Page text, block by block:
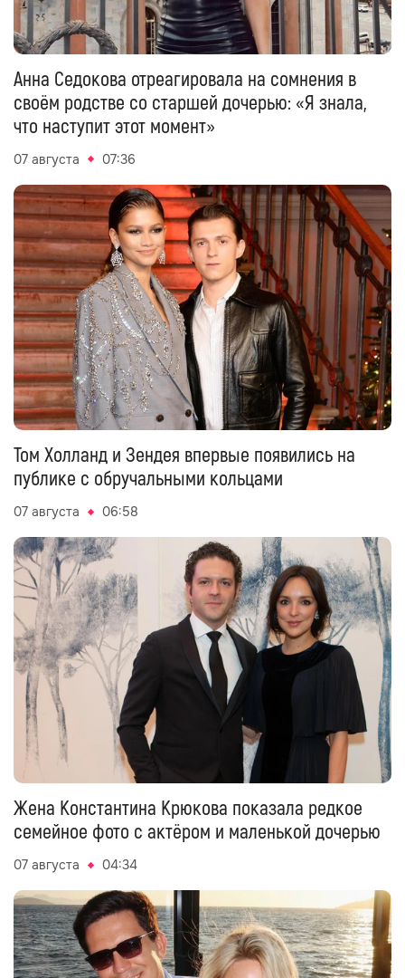
Анна Седокова отреагировала на сомнения в
своём родстве со старшей дочерью: «Я знала,
что наступит этот момент»
07 августа 07:36
Том Холланд и Зендея впервые появились на
публике с обручальными кольцами
07 августа 06:58
Жена Константина Крюкова показала редкое
семейное фото с актёром и маленькой дочерью
07 августа 04:34